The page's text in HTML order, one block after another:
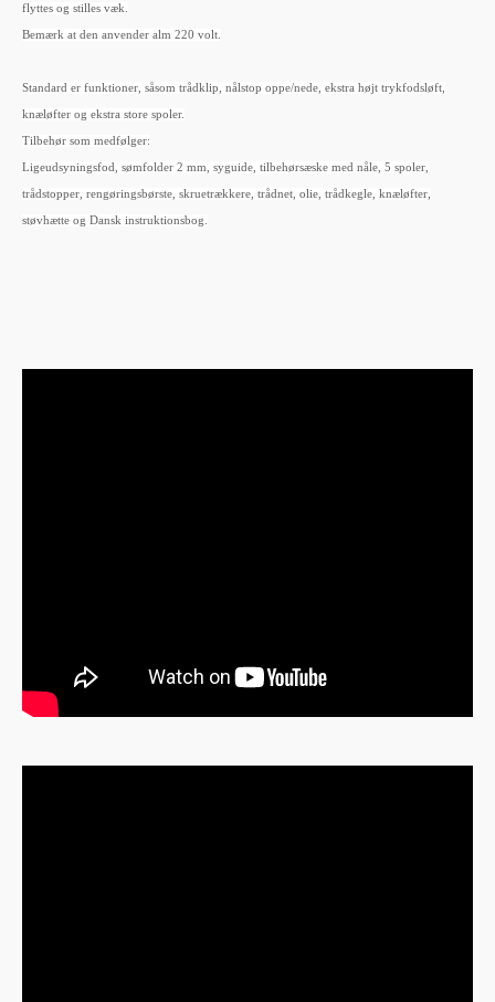
flyttes og stilles væk.
Bemærk at den anvender alm 220 volt.
Standard er funktioner, såsom trådklip, nålstop oppe/nede, ekstra højt trykfodsløft,
knæløfter og ekstra store spoler.
Tilbehør som medfølger:
Ligeudsyningsfod, sømfolder 2 mm, syguide, tilbehørsæske med nåle, 5 spoler,
trådstopper, rengøringsbørste, skruetrækkere, trådnet, olie, trådkegle, knæløfter,
støvhætte og Dansk instruktionsbog.